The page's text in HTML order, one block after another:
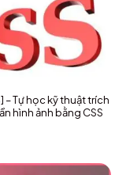
– Tự học kỹ thuật trích
hình ảnh bằng CSS